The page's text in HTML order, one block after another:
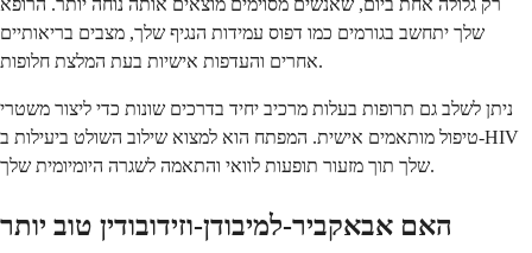
רק גלולה אחת ביום, שאנשים מסוימים מוצאים אותה נוחה יותר. הרופא
שלך יתחשב בגורמים כמו דפוס עמידות הנגיף שלך, מצבים בריאותיים
אחרים והעדפות אישיות בעת המלצת חלופות.
ניתן לשלב גם תרופות בעלות מרכיב יחיד בדרכים שונות כדי ליצור משטרי
טיפול מותאמים אישית. המפתח הוא למצוא שילוב השולט ביעילות ב-HIV
שלך תוך מזעור תופעות לוואי והתאמה לשגרה היומיומית שלך.
האם אבאקביר-למיבודן-וזידובודין טוב יותר